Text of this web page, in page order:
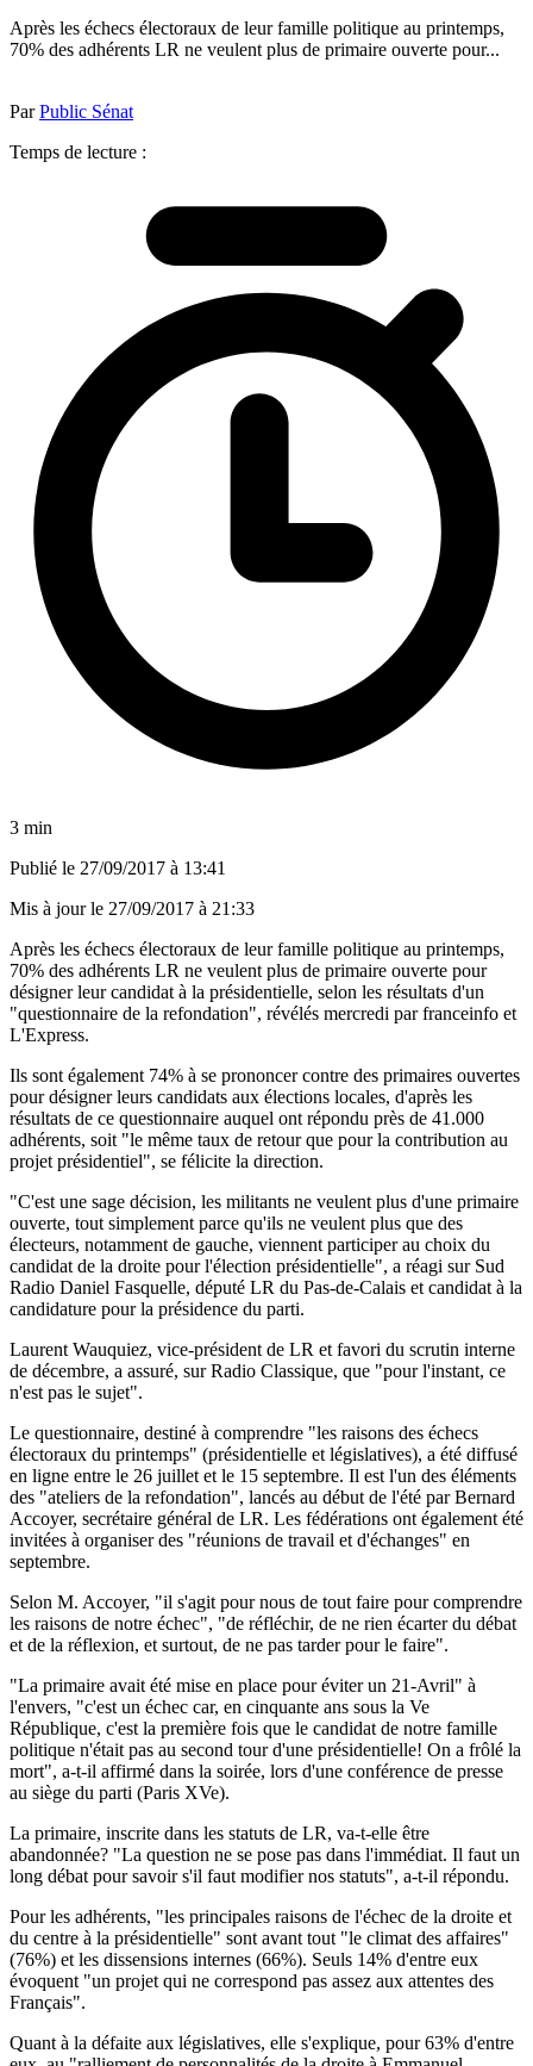
Après les échecs électoraux de leur famille politique au printemps,
70% des adhérents LR ne veulent plus de primaire ouverte pour...
ParPublic Sénat
Temps de lecture :
3 min
Publié le 27/09/2017 à 13:41
Mis à jour le 27/09/2017 à 21:33
Après les échecs électoraux de leur famille politique au printemps,
70% des adhérents LR ne veulent plus de primaire ouverte pour
désigner leur candidat à la présidentielle, selon les résultats d'un
"questionnaire de la refondation", révélés mercredi par franceinfo et
L'Express.
Ils sont également 74% à se prononcer contre des primaires ouvertes
pour désigner leurs candidats aux élections locales, d'après les
résultats de ce questionnaire auquel ont répondu près de 41.000
adhérents, soit "le même taux de retour que pour la contribution au
projet présidentiel", se félicite la direction.
"C'est une sage décision, les militants ne veulent plus d'une primaire
ouverte, tout simplement parce qu'ils ne veulent plus que des
électeurs, notamment de gauche, viennent participer au choix du
candidat de la droite pour l'élection présidentielle", a réagi sur Sud
Radio Daniel Fasquelle, député LR du Pas-de-Calais et candidat à la
candidature pour la présidence du parti.
Laurent Wauquiez, vice-président de LR et favori du scrutin interne
de décembre, a assuré, sur Radio Classique, que "pour l'instant, ce
n'est pas le sujet".
Le questionnaire, destiné à comprendre "les raisons des échecs
électoraux du printemps" (présidentielle et législatives), a été diffusé
en ligne entre le 26 juillet et le 15 septembre. Il est l'un des éléments
des "ateliers de la refondation", lancés au début de l'été par Bernard
Accoyer, secrétaire général de LR. Les fédérations ont également été
invitées à organiser des "réunions de travail et d'échanges" en
septembre.
Selon M. Accoyer, "il s'agit pour nous de tout faire pour comprendre
les raisons de notre échec", "de réfléchir, de ne rien écarter du débat
et de la réflexion, et surtout, de ne pas tarder pour le faire".
"La primaire avait été mise en place pour éviter un 21-Avril" à
l'envers, "c'est un échec car, en cinquante ans sous la Ve
République, c'est la première fois que le candidat de notre famille
politique n'était pas au second tour d'une présidentielle! On a frôlé la
mort", a-t-il affirmé dans la soirée, lors d'une conférence de presse
au siège du parti (Paris XVe).
La primaire, inscrite dans les statuts de LR, va-t-elle être
abandonnée? "La question ne se pose pas dans l'immédiat. Il faut un
long débat pour savoir s'il faut modifier nos statuts", a-t-il répondu.
Pour les adhérents, "les principales raisons de l'échec de la droite et
du centre à la présidentielle" sont avant tout "le climat des affaires"
(76%) et les dissensions internes (66%). Seuls 14% d'entre eux
évoquent "un projet qui ne correspond pas assez aux attentes des
Français".
Quant à la défaite aux législatives, elle s'explique, pour 63% d'entre